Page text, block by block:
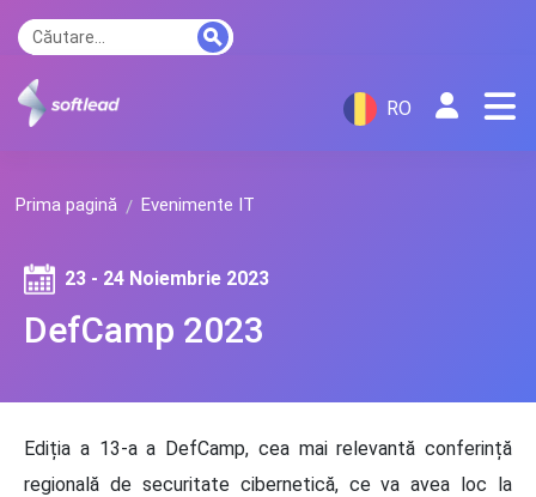
RO
Prima pagină Evenimente IT
DefCamp 2023
23 - 24 Noiembrie 2023
Ediția a 13-a a DefCamp, cea mai relevantă conferință
regională de securitate cibernetică, ce va avea loc la